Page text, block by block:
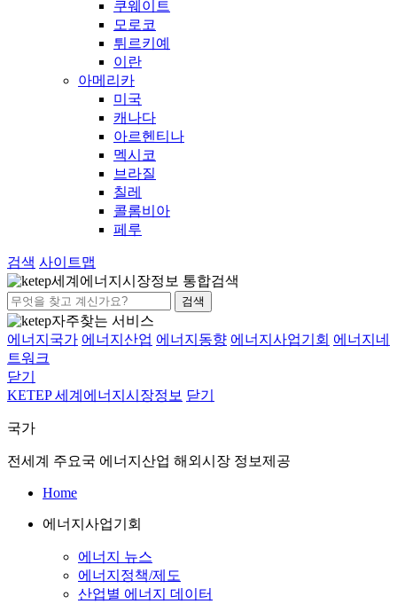
쿠웨이트
모로코
튀르키예
이란
아메리카
미국
캐나다
아르헨티나
멕시코
브라질
칠레
콜롬비아
페루
검색 사이트맵
세계에너지시장정보 통합검색
검색
자주찾는 서비스
에너지국가 에너지산업 에너지동향 에너지사업기회 에너지네
트워크
닫기
KETEP 세계에너지시장정보 닫기
국가
전세계 주요국 에너지산업 해외시장 정보제공
Home
에너지사업기회
에너지 뉴스
에너지정책/제도
산업별 에너지 데이터